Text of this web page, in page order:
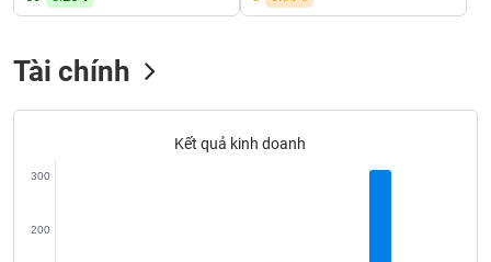
Tài chính
Kết quả kinh doanh
200
300
chứng
khoán
Chỉ số Chứng chỉ quỹ
(-)